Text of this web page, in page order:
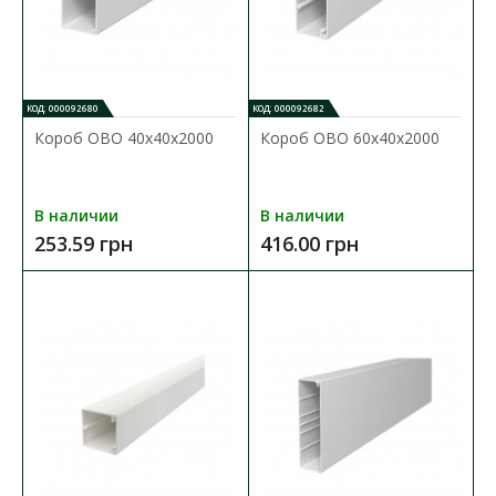
КОД: 000092680
Короб OBO 40x40x2000
В наличии
253.59 грн
КОД: 000092682
Короб OBO 60x40x2000
В наличии
416.00 грн